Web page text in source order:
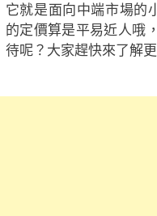
它就是面向中端市場的
的定價算是平易近人哦
待呢？大家趕快來了解更